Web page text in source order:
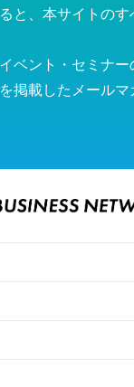
と、本サイトのす
ベント・セミナ
掲載したメール